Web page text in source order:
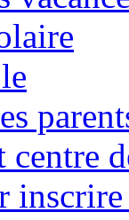
centre